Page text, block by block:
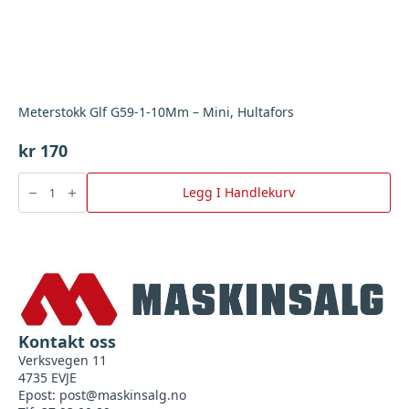
Meterstokk Glf G59-1-10Mm – Mini, Hultafors
kr 170
Meterstokk
G59-
1-
Legg I Handlekurv
Kontakt oss
Verksvegen 11
4735 EVJE
Epost: post@maskinsalg.no